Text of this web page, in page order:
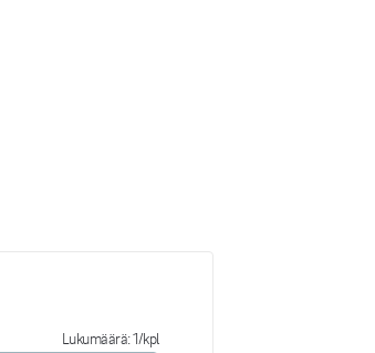
Lukumäärä: 1/kpl